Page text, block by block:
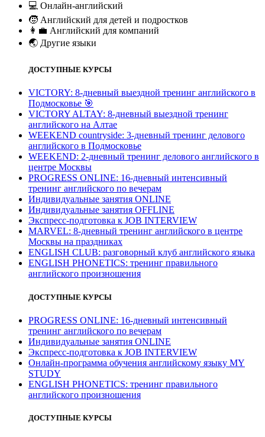
💻 Онлайн-английский
🧒 Английский для детей и подростков
👩‍💼 Английский для компаний
🌏 Другие языки
ДОСТУПНЫЕ КУРСЫ
VICTORY: 8-дневный выездной тренинг английского в
Подмосковье 🎯
VICTORY ALTAY: 8-дневный выездной тренинг
английского на Алтае
WEEKEND countryside: 3-дневный тренинг делового
английского в Подмосковье
WEEKEND: 2-дневный тренинг делового английского в
центре Москвы
PROGRESS ONLINE: 16-дневный интенсивный
тренинг английского по вечерам
Индивидуальные занятия ONLINE
Индивидуальные занятия OFFLINE
Экспресс-подготовка к JOB INTERVIEW
МARVEL: 8-дневный тренинг английского в центре
Москвы на праздниках
ENGLISH CLUB: разговорный клуб английского языка
ENGLISH PHONETICS: тренинг правильного
английского произношения
ДОСТУПНЫЕ КУРСЫ
PROGRESS ONLINE: 16-дневный интенсивный
тренинг английского по вечерам
Индивидуальные занятия ONLINE
Экспресс-подготовка к JOB INTERVIEW
Онлайн-программа обучения английскому языку MY
STUDY
ENGLISH PHONETICS: тренинг правильного
английского произношения
ДОСТУПНЫЕ КУРСЫ